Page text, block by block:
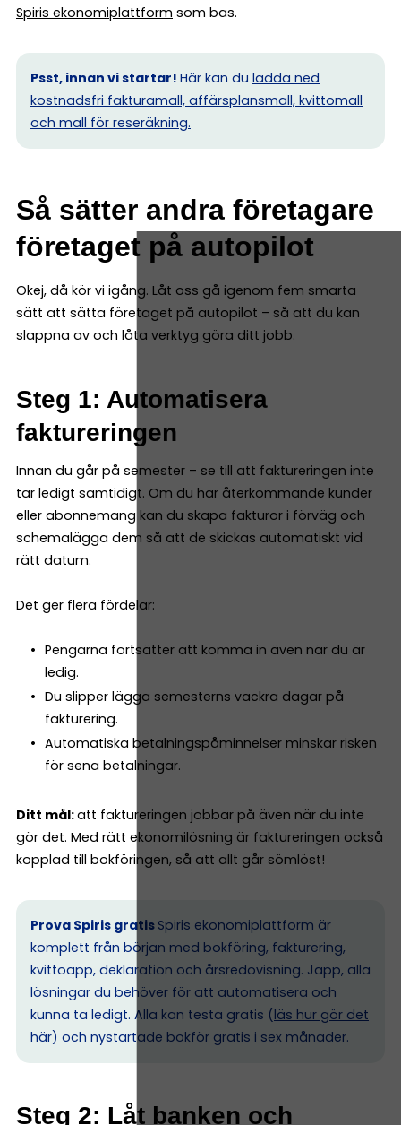
Spiris ekonomiplattform som bas.
Psst, innan vi startar! Här kan du ladda ned
kostnadsfri fakturamall, affärsplansmall, kvittomall
och mall för reseräkning.
Så sätter andra företagare
företaget på autopilot
Okej, då kör vi igång. Låt oss gå igenom fem smarta
sätt att sätta företaget på autopilot – så att du kan
slappna av och låta verktyg göra ditt jobb.
Steg 1: Automatisera
faktureringen
Innan du går på semester – se till att faktureringen inte
tar ledigt samtidigt. Om du har återkommande kunder
eller abonnemang kan du skapa fakturor i förväg och
schemalägga dem så att de skickas automatiskt vid
rätt datum.
Det ger flera fördelar:
Pengarna fortsätter att komma in även när du är
ledig.
Du slipper lägga semesterns vackra dagar på
fakturering.
Automatiska betalningspåminnelser minskar risken
för sena betalningar.
Ditt mål:att faktureringen jobbar på även när du inte
gör det. Med rätt ekonomilösning är faktureringen också
kopplad till bokföringen, så att allt går sömlöst!
Prova Spiris gratis Spiris ekonomiplattform är
komplett från början med bokföring, fakturering,
kvittoapp, deklaration och årsredovisning. Japp, alla
lösningar du behöver för att automatisera och
kunna ta ledigt. Alla kan testa gratis (läs hur gör det
här) och nystartade bokför gratis i sex månader.
Steg 2: Låt banken och